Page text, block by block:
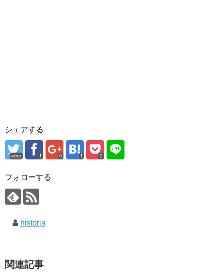
シェアする
error 0 0
フォローする
historia
関連記事